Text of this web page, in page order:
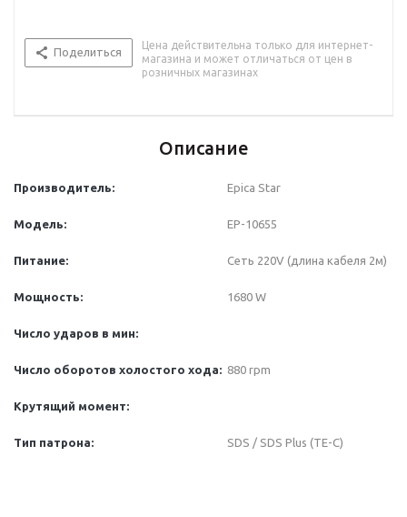
Поделиться
Цена действительна только для интернет-
магазина и может отличаться от цен в
розничных магазинах
Описание
Производитель: Epica Star
Модель: EP-10655
Питание: Сеть 220V (длина кабеля 2м)
Мощность: 1680 W
Число ударов в мин:
Число оборотов холостого хода: 880 rpm
Крутящий момент:
Тип патрона: SDS / SDS Plus (TE-C)